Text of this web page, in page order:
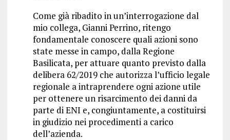
Come già ribadito in un’interrogazione dal
mio collega, Gianni Perrino, ritengo
fondamentale conoscere quali azioni sono
state messe in campo, dalla Regione
Basilicata, per attuare quanto previsto dalla
delibera 62/2019 che autorizza l’ufficio legale
regionale a intraprendere ogni azione utile
per ottenere un risarcimento dei danni da
parte di ENI e, congiuntamente, a costituirsi
in giudizio nei procedimenti a carico
dell’azienda.